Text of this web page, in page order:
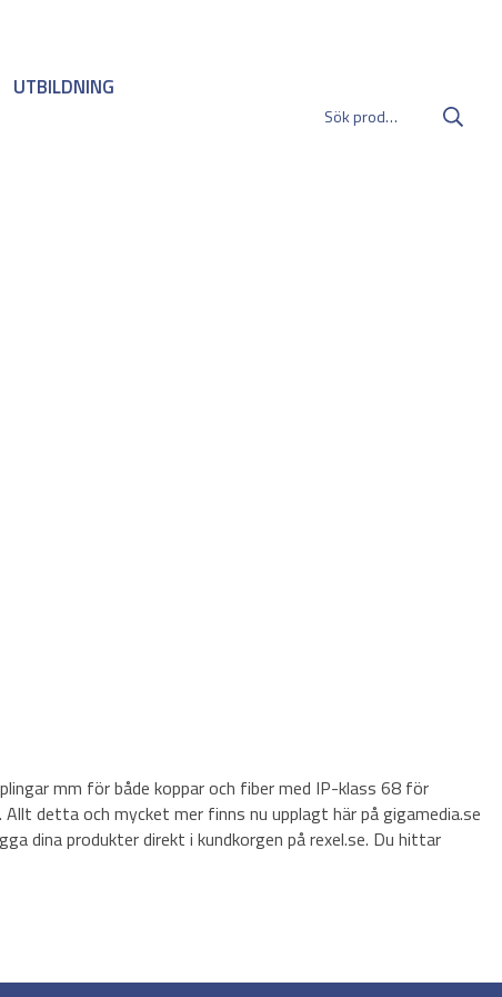
UTBILDNING
mm för både koppar och fiber med IP-klass 68 för
detta och mycket mer finns nu upplagt här på gigamedia.se
dina produkter direkt i kundkorgen på rexel.se. Du hittar